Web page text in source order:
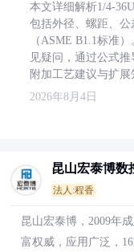
本文详细解析1/4-
包括外径、螺距、
（ASME B1.1标准
见疑问，通过公式
附加工艺建议与扩展
2026年8月4日
昆山宏泰博数
法人:程香
昆山宏泰博，2009年
富权威，应用广泛，